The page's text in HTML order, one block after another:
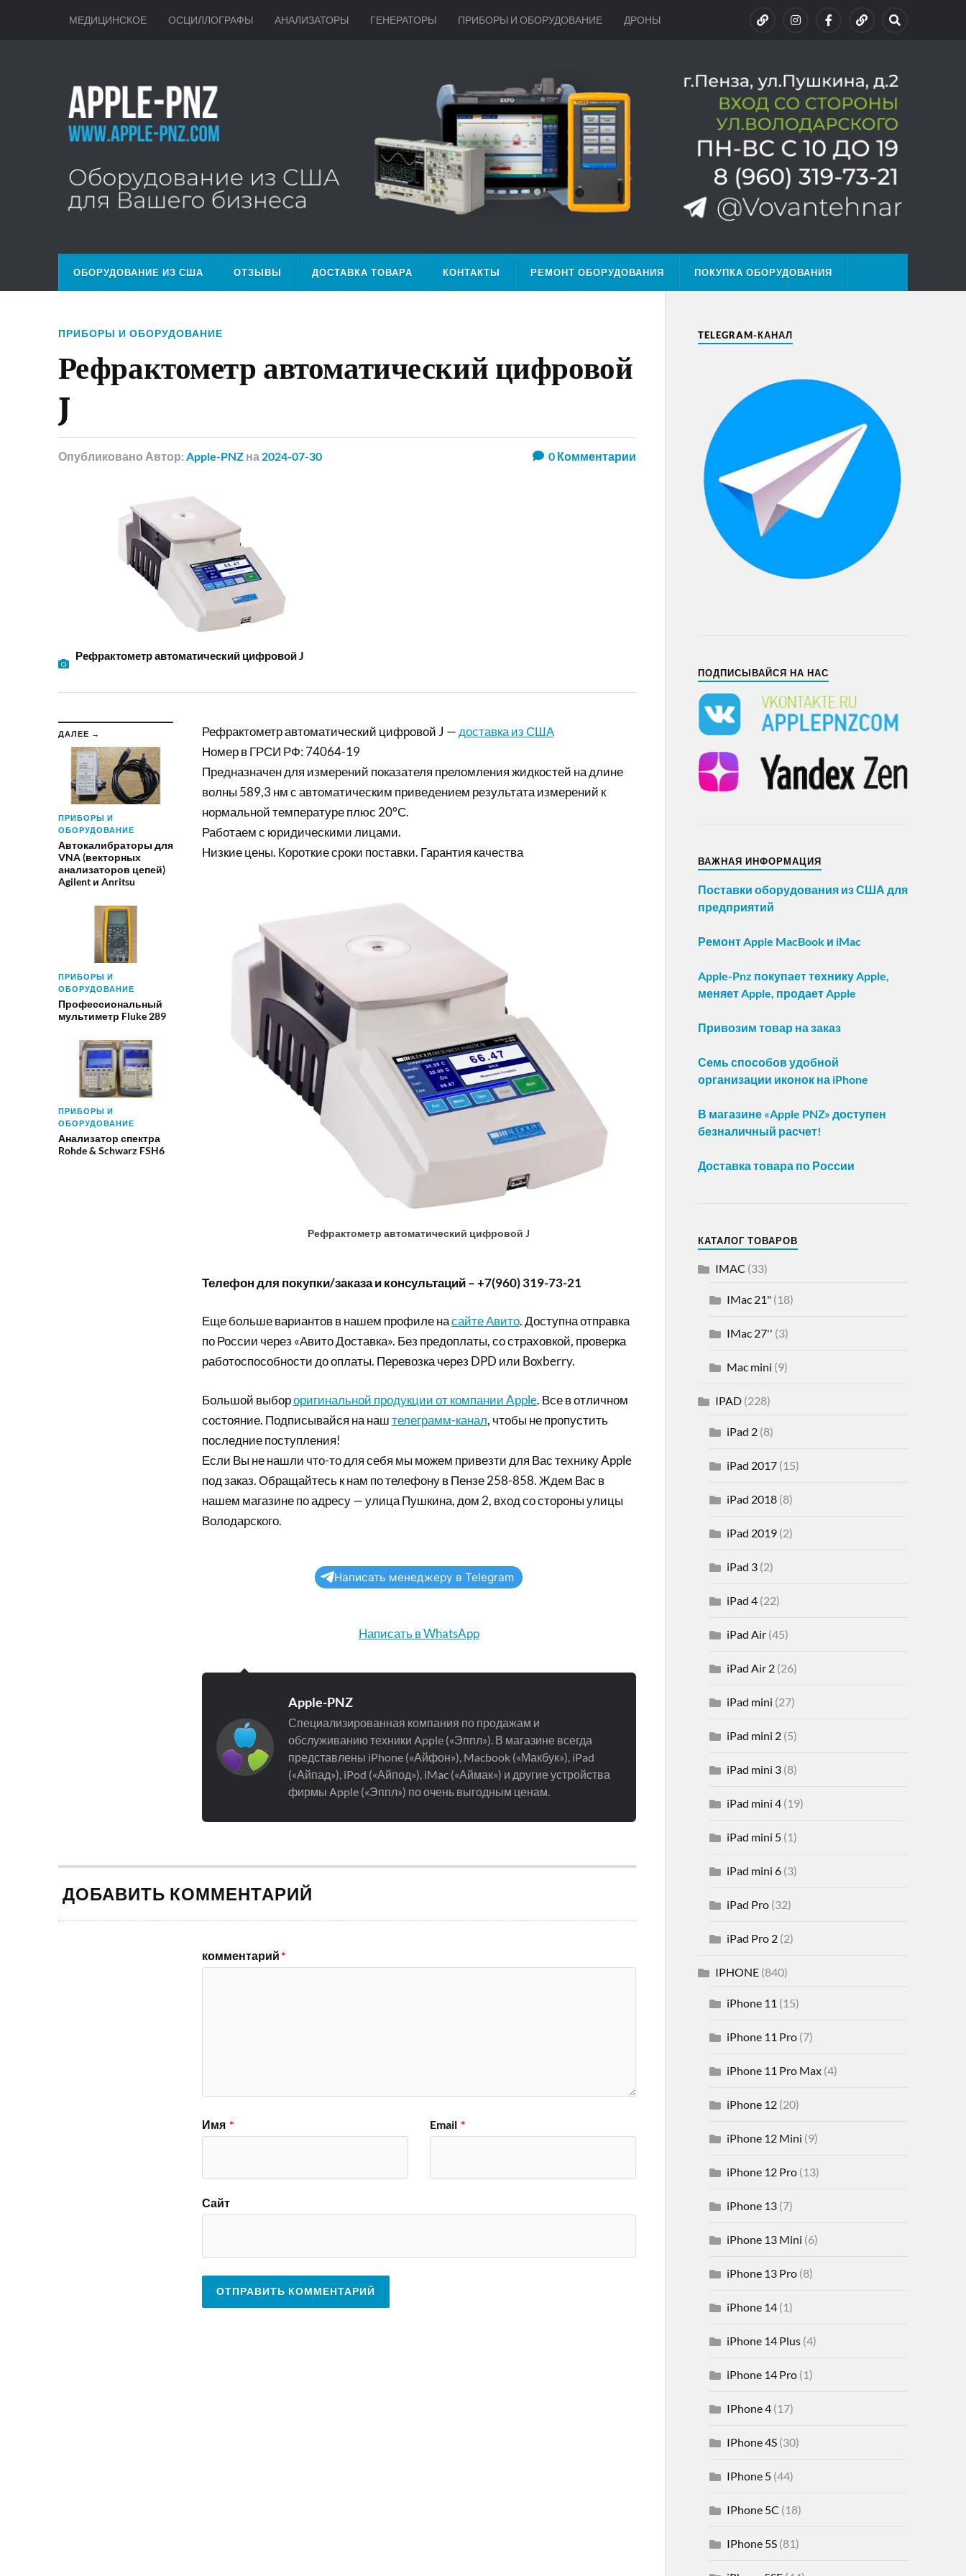
МЕДИЦИНСКОЕ ОСЦИЛЛОГРАФЫ АНАЛИЗАТОРЫ ГЕНЕРАТОРЫ ПРИБОРЫ И ОБОРУДОВАНИЕ ДРОНЫ
ОБОРУДОВАНИЕ ИЗ США ОТЗЫВЫ ДОСТАВКА ТОВАРА КОНТАКТЫ РЕМОНТ ОБОРУДОВАНИЯ ПОКУПКА ОБОРУДОВАНИЯ
ПРИБОРЫ И ОБОРУДОВАНИЕ
Рефрактометр автоматический цифровой
J
Опубликовано Автор: Apple-PNZ на 2024-07-30 0Комментарии
Рефрактометр автоматический цифровой J
ДАЛЕЕ →
ПРИБОРЫ И
ОБОРУДОВАНИЕ
Автокалибраторы для
VNA (векторных
анализаторов цепей)
Agilent и Anritsu
ПРИБОРЫ И
ОБОРУДОВАНИЕ
Профессиональный
мультиметр Fluke 289
ПРИБОРЫ И
ОБОРУДОВАНИЕ
Анализатор спектра
Rohde & Schwarz FSH6
Рефрактометр автоматический цифровой J — доставка из США
Номер в ГРСИ РФ: 74064-19
Предназначен для измерений показателя преломления жидкостей на длине
волны 589,3 нм с автоматическим приведением результата измерений к
нормальной температуре плюс 20°С.
Работаем с юридическими лицами.
Низкие цены. Короткие сроки поставки. Гарантия качества
Рефрактометр автоматический цифровой J
Телефон для покупки/заказа и консультаций – +7(960) 319-73-21
Еще больше вариантов в нашем профиле насайте Авито. Доступна отправка
по России через «Авито Доставка». Без предоплаты, со страховкой, проверка
работоспособности до оплаты. Перевозка через DPD или Boxberry.
Большой выбороригинальной продукции от компании Apple. Все в отличном
состояние. Подписывайся на наштелеграмм-канал, чтобы не пропустить
последние поступления!
Если Вы не нашли что-то для себя мы можем привезти для Вас технику Apple
под заказ. Обращайтесь к нам по телефону в Пензе 258-858. Ждем Вас в
нашем магазине по адресу — улица Пушкина, дом 2, вход со стороны улицы
Володарского.
Написать менеджеру в Telegram
Написать в WhatsApp
Apple-PNZ
Специализированная компания по продажам и
обслуживанию техники Apple («Эппл»). В магазине всегда
представлены iPhone («Айфон»), Macbook («Макбук»), iPad
(«Айпад»), iPod («Айпод»), iMac («Аймак») и другие устройства
фирмы Apple («Эппл») по очень выгодным ценам.
ДОБАВИТЬ КОММЕНТАРИЙ
комментарий*
Имя * Email *
Сайт
TELEGRAM-КАНАЛ
ПОДПИСЫВАЙСЯ НА НАС
ВАЖНАЯ ИНФОРМАЦИЯ
Поставки оборудования из США для
предприятий
Ремонт Apple MacBook и iMac
Apple-Pnz покупает технику Apple,
меняет Apple, продает Apple
Привозим товар на заказ
Семь способов удобной
организации иконок на iPhone
В магазине «Apple PNZ» доступен
безналичный расчет!
Доставка товара по России
КАТАЛОГ ТОВАРОВ
IMAC (33)
IMac 21"(18)
IMac 27'' (3)
Mac mini (9)
IPAD(228)
iPad 2(8)
iPad 2017(15)
iPad 2018(8)
iPad 2019(2)
iPad 3(2)
iPad 4(22)
iPad Air(45)
iPad Air 2(26)
iPad mini (27)
iPad mini 2(5)
iPad mini 3(8)
iPad mini 4(19)
iPad mini 5(1)
iPad mini 6(3)
iPad Pro(32)
iPad Pro 2(2)
IPHONE(840)
iPhone 11 (15)
iPhone 11 Pro(7)
iPhone 11 Pro Max(4)
iPhone 12(20)
iPhone 12 Mini (9)
iPhone 12 Pro(13)
iPhone 13(7)
iPhone 13 Mini (6)
iPhone 13 Pro(8)
iPhone 14(1)
iPhone 14 Plus(4)
iPhone 14 Pro(1)
IPhone 4(17)
IPhone 4S(30)
IPhone 5(44)
IPhone 5C (18)
IPhone 5S(81)